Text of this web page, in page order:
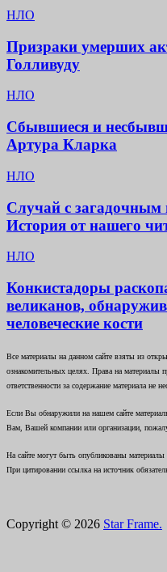
НЛО
Призраки умерших
Голливуду
НЛО
Сбывшиеся и
Артура Кларка
НЛО
Случай с загадочным
История от нашего
НЛО
Конкистадоры
великанов,
человеческие кости
Все материалы на данном сайте взяты из
ознакомительных целях. Права на материалы
ответственности за содержание материала не
Если Вы обнаружили на нашем сайте
Вам, Вашей компании или организации,
На сайте могут быть опубликованы
При цитировании ссылка на источник
Copyright © 2026 Star Frame.